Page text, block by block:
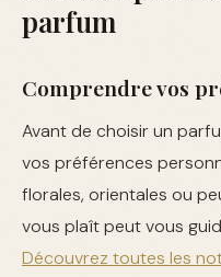
parfum
Comprendre vos
Avant de choisir un
vos préférences
florales, orientales ou
vous plaît peut vous
Découvrez toutes les